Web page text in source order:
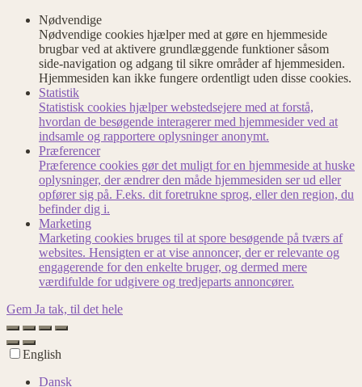
Nødvendige
Nødvendige cookies hjælper med at gøre en hjemmeside
brugbar ved at aktivere grundlæggende funktioner såsom
side-navigation og adgang til sikre områder af hjemmesiden.
Hjemmesiden kan ikke fungere ordentligt uden disse cookies.
Statistik
Statistisk cookies hjælper webstedsejere med at forstå,
hvordan de besøgende interagerer med hjemmesider ved at
indsamle og rapportere oplysninger anonymt.
Præferencer
Præference cookies gør det muligt for en hjemmeside at huske
oplysninger, der ændrer den måde hjemmesiden ser ud eller
opfører sig på. F.eks. dit foretrukne sprog, eller den region, du
befinder dig i.
Marketing
Marketing cookies bruges til at spore besøgende på tværs af
websites. Hensigten er at vise annoncer, der er relevante og
engagerende for den enkelte bruger, og dermed mere
værdifulde for udgivere og tredjeparts annoncører.
Gem Ja tak, til det hele
English
Dansk